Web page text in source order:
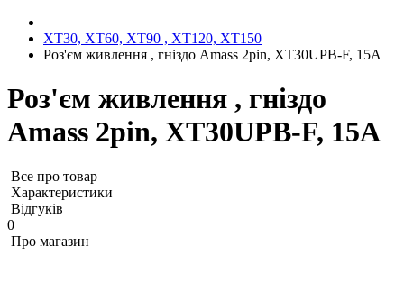
XT30, XT60, XT90 , XT120, XT150
Роз'єм живлення , гніздо Amass 2pin, XT30UPB-F, 15A
Роз'єм живлення , гніздо
Amass 2pin, XT30UPB-F, 15A
Все про товар
Характеристики
Відгуків
0
Про магазин